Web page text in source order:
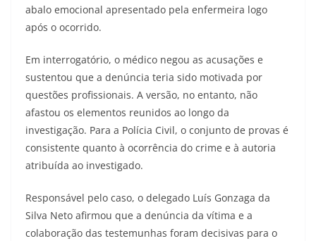
abalo emocional apresentado pela enfermeira logo
após o ocorrido.
Em interrogatório, o médico negou as acusações e
sustentou que a denúncia teria sido motivada por
questões profissionais. A versão, no entanto, não
afastou os elementos reunidos ao longo da
investigação. Para a Polícia Civil, o conjunto de provas é
consistente quanto à ocorrência do crime e à autoria
atribuída ao investigado.
Responsável pelo caso, o delegado Luís Gonzaga da
Silva Neto afirmou que a denúncia da vítima e a
colaboração das testemunhas foram decisivas para o